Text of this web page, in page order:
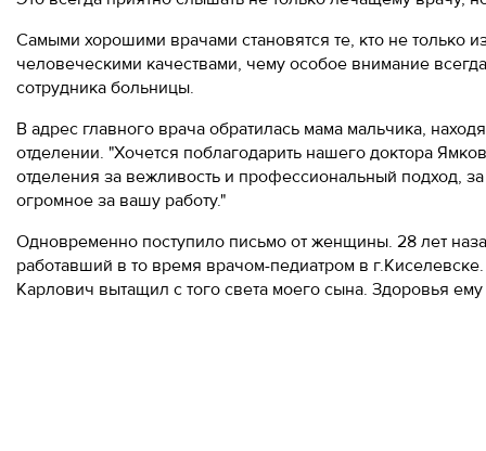
Самыми хорошими врачами становятся те, кто не только
человеческими качествами, чему особое внимание
сотрудника больницы.
В адрес главного врача обратилась мама мальчика,
отделении. "Хочется поблагодарить нашего доктора
отделения за вежливость и профессиональный подход,
огромное за вашу работу."
Одновременно поступило письмо от женщины. 28 лет
работавший в то время врачом-педиатром в
Карлович вытащил с того света моего сына. Здоровья